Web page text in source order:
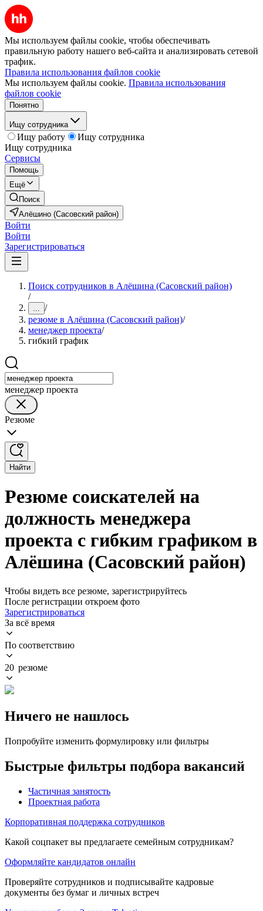
Мы используем файлы cookie, чтобы обеспечивать
правильную работу нашего веб-сайта и анализировать сетевой
трафик.
Правила использования файлов cookie
Мы используем файлы cookie. Правила использования
файлов cookie
Понятно
Ищу сотрудника
Ищу работу
Ищу сотрудника
Ищу сотрудника
Сервисы
Помощь
Ещё
Поиск
Алёшино (Сасовский район)
Войти
Войти
Зарегистрироваться
Поиск сотрудников в Алёшина (Сасовский район)
/
... /
резюме в Алёшина (Сасовский район)/
менеджер проекта/
гибкий график
менеджер проекта
Резюме
Найти
Резюме соискателей на
должность менеджера
проекта с гибким графиком в
Алёшина (Сасовский район)
Чтобы видеть все резюме, зарегистрируйтесь
После регистрации откроем фото
Зарегистрироваться
За всё время
По соответствию
20 резюме
Ничего не нашлось
Попробуйте изменить формулировку или фильтры
Быстрые фильтры подбора вакансий
Частичная занятость
Проектная работа
Корпоративная поддержка сотрудников
Какой соцпакет вы предлагаете семейным сотрудникам?
Оформляйте кандидатов онлайн
Проверяйте сотрудников и подписывайте кадровые
документы без бумаг и личных встреч